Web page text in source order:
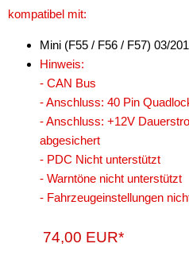
Frequenzweichen
Handyhalterungen
kabellos Laden
Lautsprecheradapter
Lautsprechereinbauset
Lautsprecherkabel
Lautsprecherringe
kompatibel mit:
Mini (F55 / F56 / F57) 03/
Hinweis:
- CAN Bus
- Anschluss: 40 Pin
- Anschluss: +12V
abgesichert
- PDC Nicht unterstützt
- Warntöne nicht unterstützt
- Fahrzeugeinstellungen
74,00 EUR*